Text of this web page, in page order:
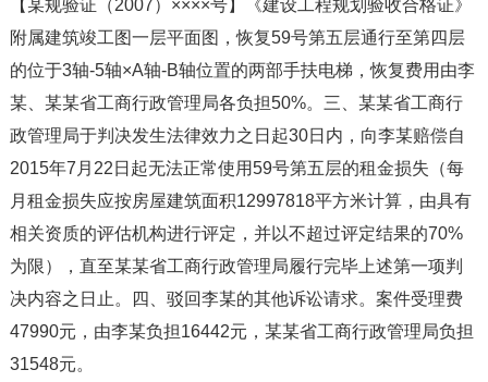
【某规验证（2007）××××号】《建设工程规划验收合格证》
附属建筑竣工图一层平面图，恢复59号第五层通行至第四层
的位于3轴-5轴×A轴-B轴位置的两部手扶电梯，恢复费用由李
某、某某省工商行政管理局各负担50%。三、某某省工商行
政管理局于判决发生法律效力之日起30日内，向李某赔偿自
2015年7月22日起无法正常使用59号第五层的租金损失（每
月租金损失应按房屋建筑面积12997818平方米计算，由具有
相关资质的评估机构进行评定，并以不超过评定结果的70%
为限），直至某某省工商行政管理局履行完毕上述第一项判
决内容之日止。四、驳回李某的其他诉讼请求。案件受理费
47990元，由李某负担16442元，某某省工商行政管理局负担
31548元。